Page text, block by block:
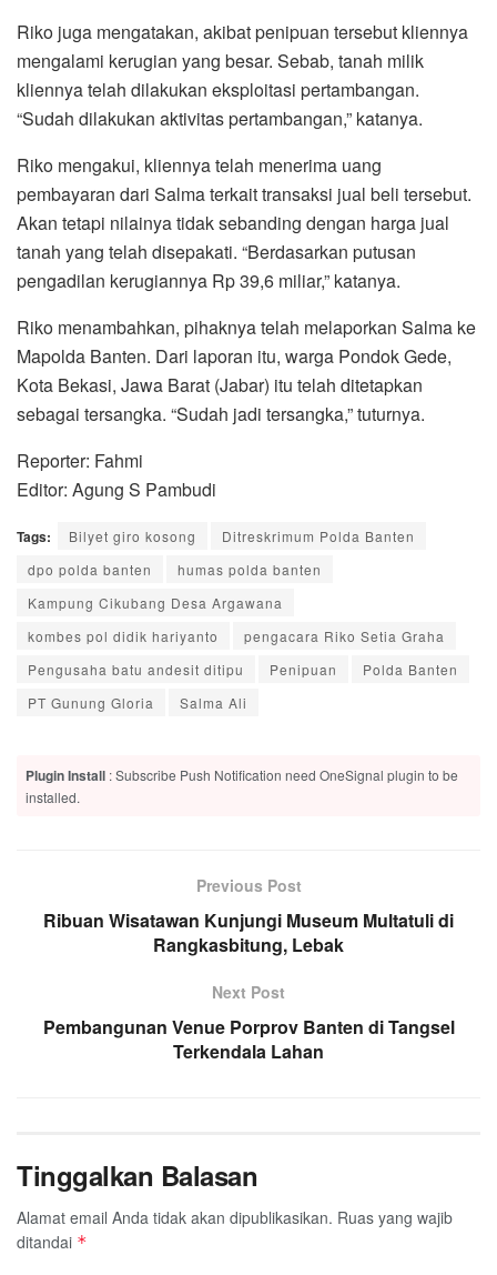
Riko juga mengatakan, akibat penipuan tersebut kliennya
mengalami kerugian yang besar. Sebab, tanah milik
kliennya telah dilakukan eksploitasi pertambangan.
“Sudah dilakukan aktivitas pertambangan,” katanya.
Riko mengakui, kliennya telah menerima uang
pembayaran dari Salma terkait transaksi jual beli tersebut.
Akan tetapi nilainya tidak sebanding dengan harga jual
tanah yang telah disepakati. “Berdasarkan putusan
pengadilan kerugiannya Rp 39,6 miliar,” katanya.
Riko menambahkan, pihaknya telah melaporkan Salma ke
Mapolda Banten. Dari laporan itu, warga Pondok Gede,
Kota Bekasi, Jawa Barat (Jabar) itu telah ditetapkan
sebagai tersangka. “Sudah jadi tersangka,” tuturnya.
Reporter: Fahmi
Editor: Agung S Pambudi
Tags: Bilyet giro kosong
Ditreskrimum Polda Banten
dpo polda banten
humas polda banten
Kampung Cikubang Desa Argawana
kombes pol didik hariyanto
pengacara Riko Setia Graha
Pengusaha batu andesit ditipu
Penipuan
Polda Banten
PT Gunung Gloria
Salma Ali
Plugin Install : Subscribe Push Notification need OneSignal plugin to be
installed.
Previous Post
Ribuan Wisatawan Kunjungi Museum Multatuli di
Rangkasbitung, Lebak
Next Post
Pembangunan Venue Porprov Banten di Tangsel
Terkendala Lahan
Tinggalkan Balasan
Alamat email Anda tidak akan dipublikasikan. Ruas yang wajib
ditandai *